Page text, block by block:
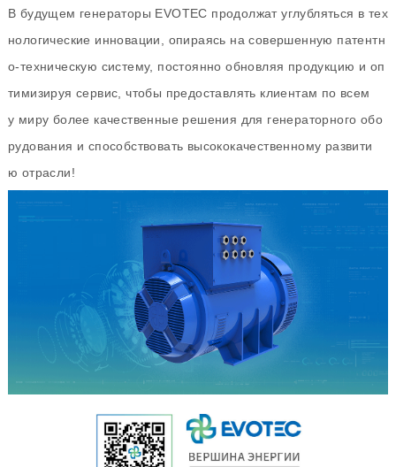
В будущем генераторы EVOTEC продолжат углубляться в тех
нологические инновации, опираясь на совершенную патентн
о-техническую систему, постоянно обновляя продукцию и оп
тимизируя сервис, чтобы предоставлять клиентам по всем
у миру более качественные решения для генераторного обо
рудования и способствовать высококачественному развити
ю отрасли!